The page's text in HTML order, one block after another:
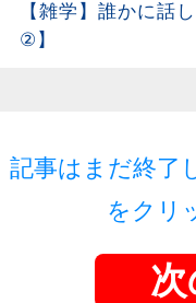
【雑学】誰かに話
②】
記事はまだ終了
をクリ